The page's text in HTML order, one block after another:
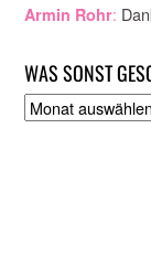
Armin Rohr:
WAS SONST
A